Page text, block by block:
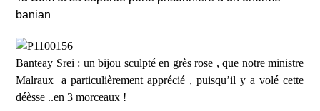
banian
Banteay Srei : un bijou sculpté en grès rose , que notre ministre
Malraux
a particulièrement apprécié , puisqu’il y a volé cette
déèsse ..en 3 morceaux !